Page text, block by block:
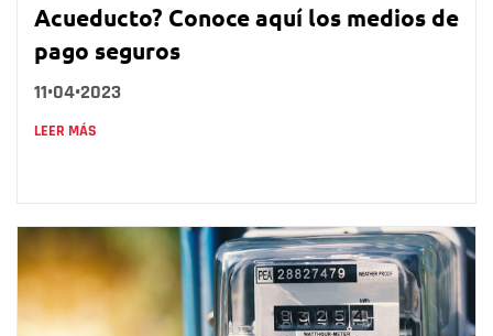
Acueducto? Conoce aquí los medios de
pago seguros
11•04•2023
LEER MÁS